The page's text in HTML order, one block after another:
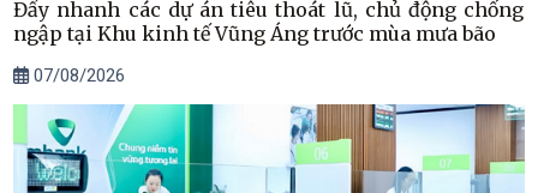
Đẩy nhanh các dự án tiêu thoát lũ, chủ động chống
ngập tại Khu kinh tế Vũng Áng trước mùa mưa bão
07/08/2026